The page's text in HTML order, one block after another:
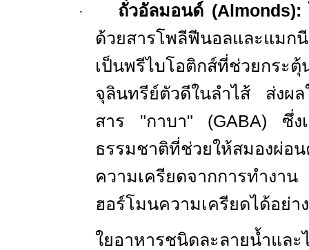
· ถั่วอัลมอนด์ (Almonds):
ด้วยสารโพลีฟีนอลและแม
เป็นพรีไบโอติกส์ที่ช่วยกระตุ้
จุลินทรีย์ตัวดีในลำไส้ ส่งผล
สาร "กาบา" (GABA) ซึ่ง
ธรรมชาติที่ช่วยให้สม
ความเครียดจากการทำง
ฮอร์โมนความเครียดได้อย่
ใยอาหารชนิดละลายน้ำแล